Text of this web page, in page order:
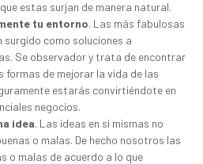
estas surjan de manera natural.
tu entorno. Las más fabulosas
surgido como soluciones a
Se observador y trata de encontrar
formas de mejorar la vida de las
estarás convirtiéndote en
negocios.
idea. Las ideas en si mismas no
o malas. De hecho nosotros las
o malas de acuerdo a lo que